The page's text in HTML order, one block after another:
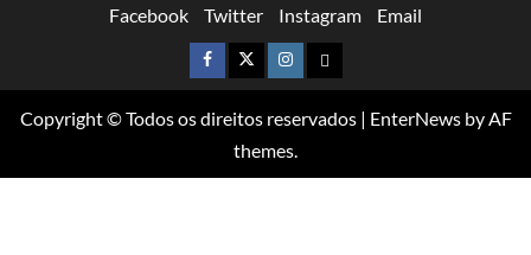
Facebook Twitter Instagram Email
Copyright © Todos os direitos reservados | EnterNewsby AF
themes.